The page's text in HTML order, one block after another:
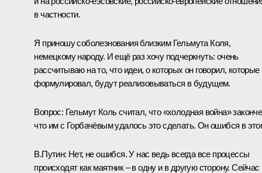
в частности.
Я приношу соболезнования близким Гельмута Коля,
немецкому народу. И ещё раз хочу подчеркнуть: очень
рассчитываю на то, что идеи, о которых он говорил, которые
формулировал, будут реализовываться в будущем.
Вопрос: Гельмут Коль считал, что «холодная война»
что им с Горбачёвым удалось это сделать. Он ошибся в
В.Путин: Нет, не ошибся. У нас ведь всегда все процессы
происходят как маятник – в одну и в другую сторону. Сейчас